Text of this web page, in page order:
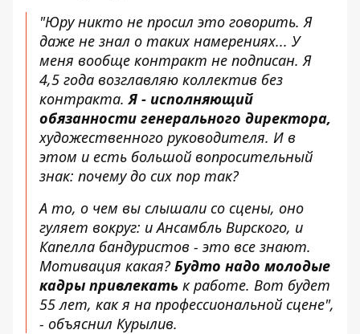
"Юру никто не просил это говорить. Я
даже не знал о таких намерениях... У
меня вообще контракт не подписан. Я
4,5 года возглавляю коллектив без
контракта.Я - исполняющий
обязанности генерального директора,
художественного руководителя. И в
этом и есть большой вопросительный
знак: почему до сих пор так?
А то, о чем вы слышали со сцены, оно
гуляет вокруг: и Ансамбль Вирского, и
Капелла бандуристов - это все знают.
Мотивация какая?Будто надо молодые
кадры привлекать к работе. Вот будет
55 лет, как я на профессиональной сцене",
- объяснил Курылив.